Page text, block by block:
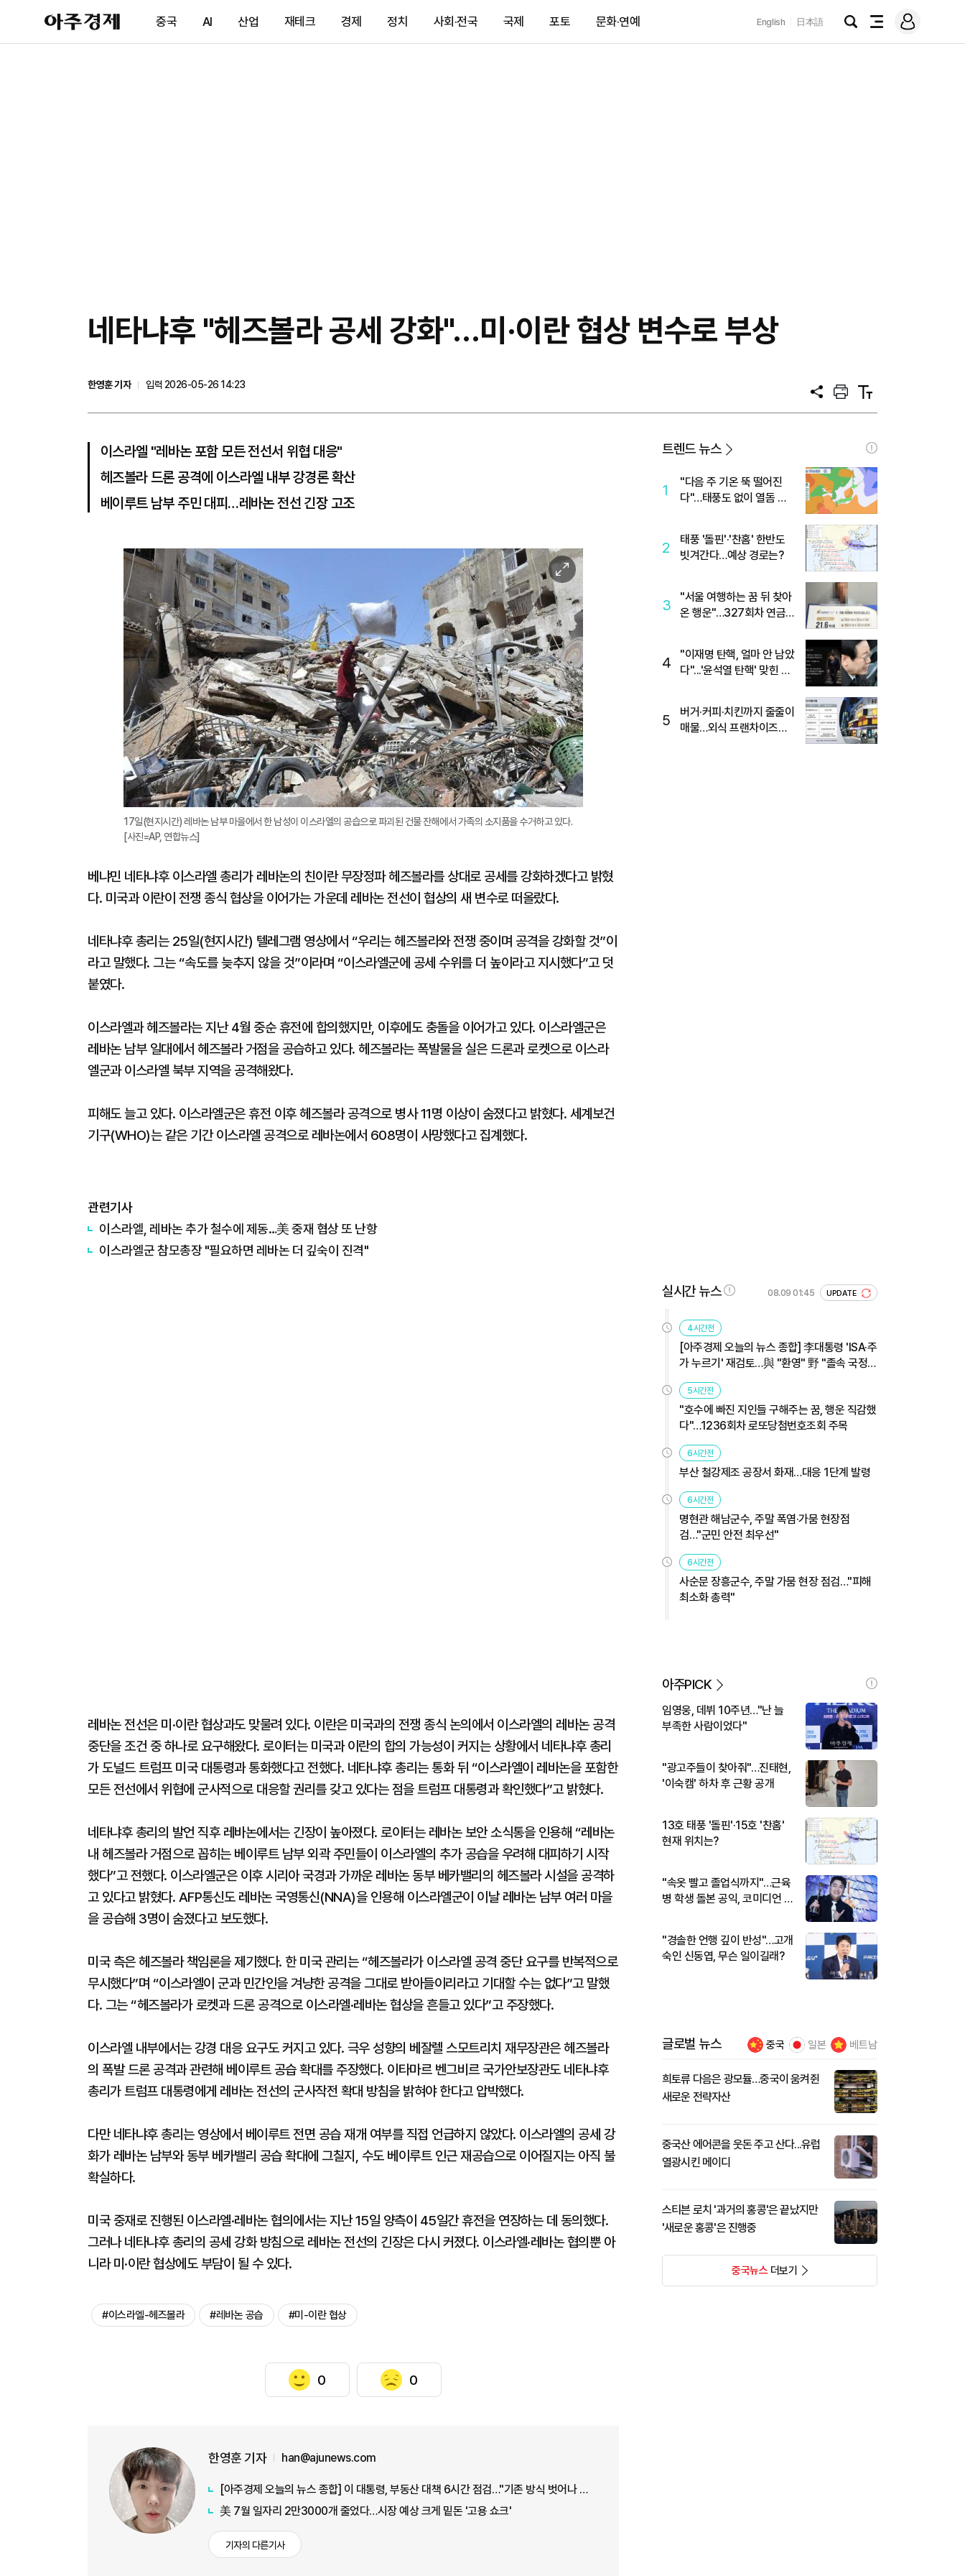
아
주
제
중국 AI 산업 재테크 경제 정치 사회·전국 국제 포토 문화·연예 English 日本語
검
전
메
그
네타냐후 "헤즈볼라 공세 강화"…미·이란 협상 변수로 부상
한영훈 기자
입력 2026-05-26 14:23
공
프
트
텍
트
이스라엘 "레바논 포함 모든 전선서 위협 대응"
헤즈볼라 드론 공격에 이스라엘 내부 강경론 확산
베이루트 남부 주민 대피…레바논 전선 긴장 고조
이
미
지
확
대
17일(현지시간) 레바논 남부 마을에서 한 남성이 이스라엘의 공습으로 파괴된 건물 잔해에서 가족의 소지품을 수거하고 있다.
[사진=AP, 연합뉴스]
베냐민 네타냐후 이스라엘 총리가 레바논의 친이란 무장정파 헤즈볼라를 상대로 공세를 강화하겠다고 밝혔
다. 미국과 이란이 전쟁 종식 협상을 이어가는 가운데 레바논 전선이 협상의 새 변수로 떠올랐다.
네타냐후 총리는 25일(현지시간) 텔레그램 영상에서 “우리는 헤즈볼라와 전쟁 중이며 공격을 강화할 것”이
라고 말했다. 그는 “속도를 늦추지 않을 것”이라며 “이스라엘군에 공세 수위를 더 높이라고 지시했다”고 덧
붙였다.
이스라엘과 헤즈볼라는 지난 4월 중순 휴전에 합의했지만, 이후에도 충돌을 이어가고 있다. 이스라엘군은
레바논 남부 일대에서 헤즈볼라 거점을 공습하고 있다. 헤즈볼라는 폭발물을 실은 드론과 로켓으로 이스라
엘군과 이스라엘 북부 지역을 공격해왔다.
피해도 늘고 있다. 이스라엘군은 휴전 이후 헤즈볼라 공격으로 병사 11명 이상이 숨졌다고 밝혔다. 세계보건
기구(WHO)는 같은 기간 이스라엘 공격으로 레바논에서 608명이 사망했다고 집계했다.
관련기사
이스라엘, 레바논 추가 철수에 제동…美 중재 협상 또 난항
이스라엘군 참모총장 "필요하면 레바논 더 깊숙이 진격"
레바논 전선은 미·이란 협상과도 맞물려 있다. 이란은 미국과의 전쟁 종식 논의에서 이스라엘의 레바논 공격
중단을 조건 중 하나로 요구해왔다. 로이터는 미국과 이란의 합의 가능성이 커지는 상황에서 네타냐후 총리
가 도널드 트럼프 미국 대통령과 통화했다고 전했다. 네타냐후 총리는 통화 뒤 “이스라엘이 레바논을 포함한
모든 전선에서 위협에 군사적으로 대응할 권리를 갖고 있다는 점을 트럼프 대통령과 확인했다”고 밝혔다.
네타냐후 총리의 발언 직후 레바논에서는 긴장이 높아졌다. 로이터는 레바논 보안 소식통을 인용해 “레바논
내 헤즈볼라 거점으로 꼽히는 베이루트 남부 외곽 주민들이 이스라엘의 추가 공습을 우려해 대피하기 시작
했다”고 전했다. 이스라엘군은 이후 시리아 국경과 가까운 레바논 동부 베카밸리의 헤즈볼라 시설을 공격하
고 있다고 밝혔다. AFP통신도 레바논 국영통신(NNA)을 인용해 이스라엘군이 이날 레바논 남부 여러 마을
을 공습해 3명이 숨졌다고 보도했다.
미국 측은 헤즈볼라 책임론을 제기했다. 한 미국 관리는 “헤즈볼라가 이스라엘 공격 중단 요구를 반복적으로
무시했다”며 “이스라엘이 군과 민간인을 겨냥한 공격을 그대로 받아들이리라고 기대할 수는 없다”고 말했
다. 그는 “헤즈볼라가 로켓과 드론 공격으로 이스라엘·레바논 협상을 흔들고 있다”고 주장했다.
이스라엘 내부에서는 강경 대응 요구도 커지고 있다. 극우 성향의 베잘렐 스모트리치 재무장관은 헤즈볼라
의 폭발 드론 공격과 관련해 베이루트 공습 확대를 주장했다. 이타마르 벤그비르 국가안보장관도 네타냐후
총리가 트럼프 대통령에게 레바논 전선의 군사작전 확대 방침을 밝혀야 한다고 압박했다.
다만 네타냐후 총리는 영상에서 베이루트 전면 공습 재개 여부를 직접 언급하지 않았다. 이스라엘의 공세 강
화가 레바논 남부와 동부 베카밸리 공습 확대에 그칠지, 수도 베이루트 인근 재공습으로 이어질지는 아직 불
확실하다.
미국 중재로 진행된 이스라엘·레바논 협의에서는 지난 15일 양측이 45일간 휴전을 연장하는 데 동의했다.
그러나 네타냐후 총리의 공세 강화 방침으로 레바논 전선의 긴장은 다시 커졌다. 이스라엘·레바논 협의뿐 아
니라 미·이란 협상에도 부담이 될 수 있다.
#이스라엘-헤즈볼라 #레바논 공습 #미-이란 협상
0 0
한영훈 기자 han@ajunews.com
[아주경제 오늘의 뉴스 종합] 이 대통령, 부동산 대책 6시간 점검…"기존 방식 벗어나 과감히 실행" 外
美 7월 일자리 2만3000개 줄었다…시장 예상 크게 밑돈 '고용 쇼크'
기자의 다른기사
트렌드 뉴스
1
"다음 주 기온 뚝 떨어진
다"…태풍도 없이 열돔 박
2
태풍 '돌핀'·'찬홈' 한반도
빗겨간다…예상 경로는?
3
"서울 여행하는 꿈 뒤 찾아
온 행운"…327회차 연금
4
"이재명 탄핵, 얼마 안 남았
다"...'윤석열 탄핵' 맞힌 무
5
버거·커피·치킨까지 줄줄이
매물…외식 프랜차이즈
실시간 뉴스 08.09 01:45 UPDATE
4시간전
[아주경제 오늘의 뉴스 종합] 李대통령 'ISA·주
가 누르기' 재검토…與 "환영" 野 "졸속 국정"
外
5시간전
"호수에 빠진 지인들 구해주는 꿈, 행운 직감했
다"…1236회차 로또당첨번호조회 주목
6시간전
부산 철강제조 공장서 화재…대응 1단계 발령
6시간전
명현관 해남군수, 주말 폭염·가뭄 현장점
검…"군민 안전 최우선"
6시간전
사순문 장흥군수, 주말 가뭄 현장 점검…"피해
최소화 총력"
아주PICK
임영웅, 데뷔 10주년…"난 늘
부족한 사람이었다"
"광고주들이 찾아줘"…진태현,
'이숙캠' 하차 후 근황 공개
13호 태풍 '돌핀'·15호 '찬홈'
현재 위치는?
"속옷 빨고 졸업식까지"…근육
병 학생 돌본 공익, 코미디언 김
"경솔한 언행 깊이 반성"…고개
숙인 신동엽, 무슨 일이길래?
글로벌 뉴스 중국 일본 베트남
희토류 다음은 광모듈…중국이 움켜쥔
새로운 전략자산
중국산 에어콘을 웃돈 주고 산다...유럽
열광시킨 메이디
스티븐 로치 '과거의 홍콩'은 끝났지만
'새로운 홍콩'은 진행중
중국뉴스더보기